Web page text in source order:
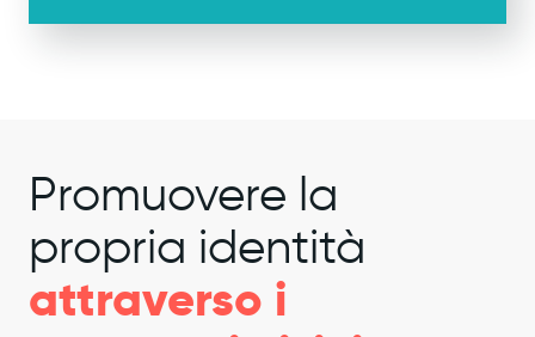
Promuovere la
propria identità
attraverso i